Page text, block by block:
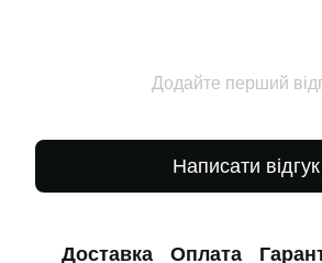
Додайте перший
Написати відгук
Доставка Оплата